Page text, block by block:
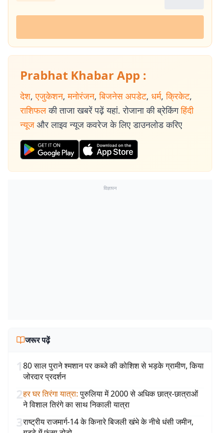
Prabhat Khabar App :
देश, एजुकेशन, मनोरंजन, बिजनेस अपडेट, धर्म, क्रिकेट,
राशिफल की ताजा खबरें पढ़ें यहां. रोजाना की ब्रेकिंग हिंदी
न्यूज और लाइव न्यूज कवरेज के लिए डाउनलोड करिए
विज्ञापन
जरूर पढ़ें
180 साल पुराने श्मशान पर कब्जे की कोशिश से भड़के ग्रामीण, किया
जोरदार प्रदर्शन
2हर घर तिरंगा यात्रा: पुरुलिया में 2000 से अधिक छात्र-छात्राओं
ने विशाल तिरंगे का साथ निकाली यात्रा
3राष्ट्रीय राजमार्ग-14 के किनारे बिजली खंभे के नीचे धंसी जमीन,